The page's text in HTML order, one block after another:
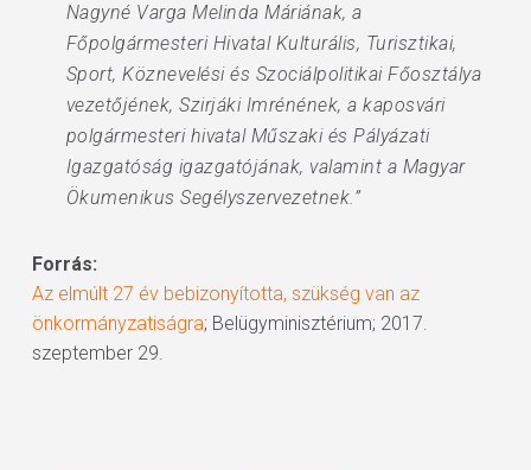
Nagyné Varga Melinda Máriának, a
Főpolgármesteri Hivatal Kulturális, Turisztikai,
Sport, Köznevelési és Szociálpolitikai Főosztálya
vezetőjének, Szirjáki Imrénének, a kaposvári
polgármesteri hivatal Műszaki és Pályázati
Igazgatóság igazgatójának, valamint a Magyar
Ökumenikus Segélyszervezetnek.”
Forrás:
Az elmúlt 27 év bebizonyította, szükség van az
önkormányzatiságra; Belügyminisztérium; 2017.
szeptember 29.